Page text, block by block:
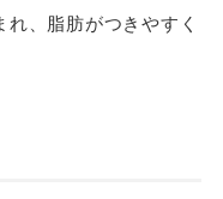
、脂肪がつきやすく